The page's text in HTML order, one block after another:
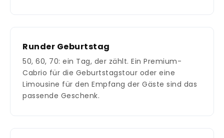
Runder Geburtstag
50, 60, 70: ein Tag, der zählt. Ein Premium-
Cabrio für die Geburtstagstour oder eine
Limousine für den Empfang der Gäste sind das
passende Geschenk.